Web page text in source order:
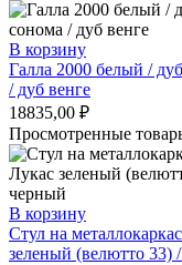
В корзину
Галла 2000 белый /
/ дуб венге
18835,00 ₽
Просмотренные
В корзину
Стул на
зеленый (велютто 33)